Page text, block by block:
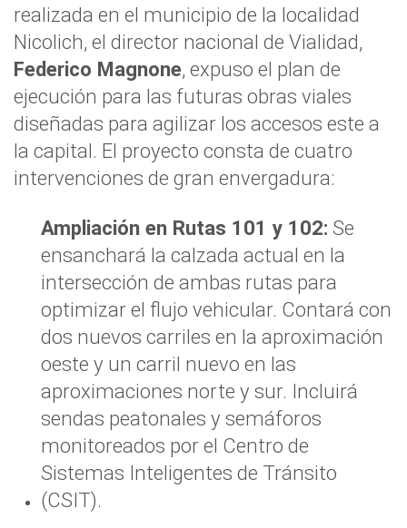
realizada en el municipio de la localidad
Nicolich, el director nacional de Vialidad,
Federico Magnone, expuso el plan de
ejecución para las futuras obras viales
diseñadas para agilizar los accesos este a
la capital. El proyecto consta de cuatro
intervenciones de gran envergadura:
Ampliación en Rutas 101 y 102: Se
ensanchará la calzada actual en la
intersección de ambas rutas para
optimizar el flujo vehicular. Contará con
dos nuevos carriles en la aproximación
oeste y un carril nuevo en las
aproximaciones norte y sur. Incluirá
sendas peatonales y semáforos
monitoreados por el Centro de
Sistemas Inteligentes de Tránsito
(CSIT).